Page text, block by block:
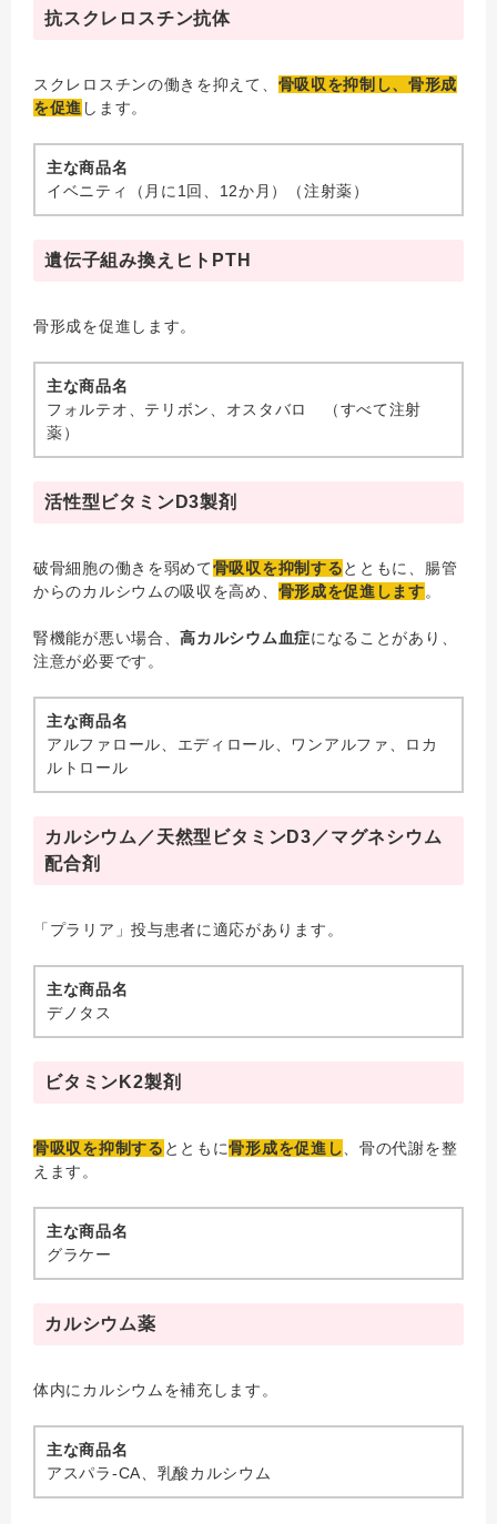
抗スクレロスチン抗体
スクレロスチンの働きを抑えて、 骨吸収を抑制し、骨形成
を促進 します。
主な商品名
イベニティ（月に1回、12か月）（注射薬）
遺伝子組み換えヒトPTH
骨形成を促進します。
主な商品名
フォルテオ、テリボン、オスタバロ （すべて注射
薬）
活性型ビタミンD3製剤
破骨細胞の働きを弱めて骨吸収を抑制するとともに、腸管
からのカルシウムの吸収を高め、 骨形成を促進します。
腎機能が悪い場合、高カルシウム血症になることがあり、
注意が必要です。
主な商品名
アルファロール、エディロール、ワンアルファ、ロカ
ルトロール
カルシウム／天然型ビタミンD3／マグネシウム
配合剤
「プラリア」投与患者に適応があります。
主な商品名
デノタス
ビタミンK2製剤
骨吸収を抑制する とともに骨形成を促進し 、骨の代謝を整
えます。
主な商品名
グラケー
カルシウム薬
体内にカルシウムを補充します。
主な商品名
アスパラ-CA、乳酸カルシウム